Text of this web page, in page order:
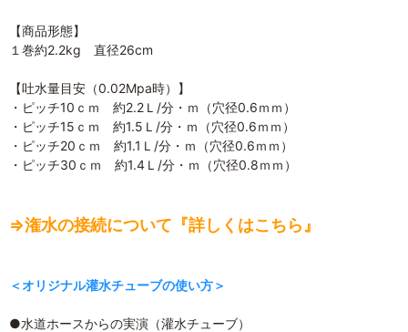
【商品形態】
１巻約2.2kg 直径26cm
【吐水量目安（0.02Mpa時）】
・ピッチ10ｃｍ 約2.2Ｌ/分・ｍ（穴径0.6ｍｍ）
・ピッチ15ｃｍ 約1.5Ｌ/分・ｍ（穴径0.6ｍｍ）
・ピッチ20ｃｍ 約1.1Ｌ/分・ｍ（穴径0.6ｍｍ）
・ピッチ30ｃｍ 約1.4Ｌ/分・ｍ（穴径0.8ｍｍ）
⇒潅水の接続について『詳しくはこちら』
＜オリジナル灌水チューブの使い方＞
●水道ホースからの実演（灌水チューブ）